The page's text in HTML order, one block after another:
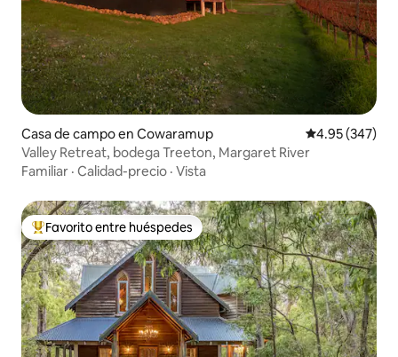
Casa de campo en Cowaramup Calificación
4.95 (347)
Valley Retreat, bodega Treeton, Margaret River
Familiar · Calidad-precio · Vista
Favorito entre huéspedes preferido
Favorito entre huéspedes